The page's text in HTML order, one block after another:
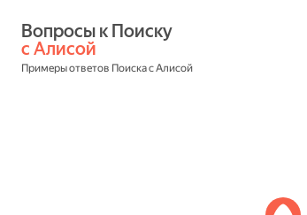
с Алисой
Примеры ответов Поиска с Алисой